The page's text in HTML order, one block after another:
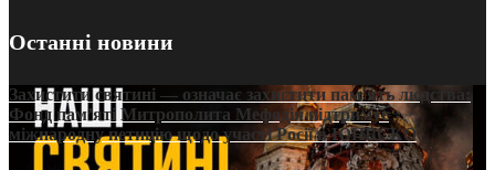
Останні новини
Захистити святині — означає захистити пам’ять людства:
Фонд пам’яті Митрополита Мефодія підтримує
міжнародну петицію щодо участі Росії в ЮНЕСКО